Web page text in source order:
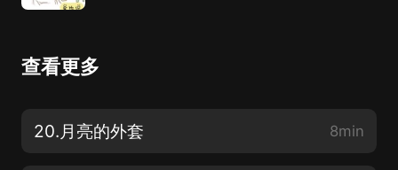
查看更多
20.月亮的外套 8min